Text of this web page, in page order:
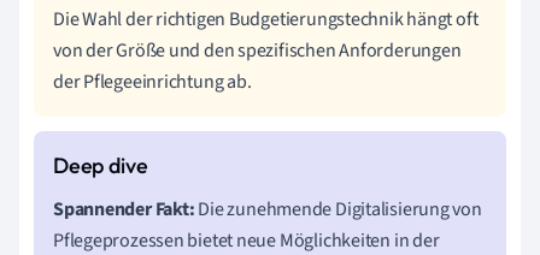
Die Wahl der richtigen Budgetierungstechnik hängt oft
von der Größe und den spezifischen Anforderungen
der Pflegeeinrichtung ab.
Spannender Fakt:Die zunehmende Digitalisierung von
Pflegeprozessen bietet neue Möglichkeiten in der